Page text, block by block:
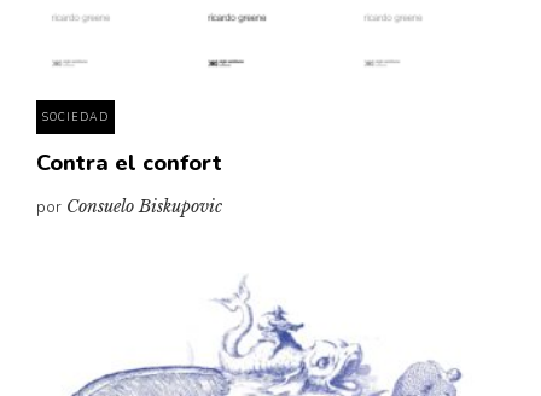
Pensamiento ilustrado
Política
Sociedad
SOCIEDAD
Contra el confort
por Consuelo Biskupovic